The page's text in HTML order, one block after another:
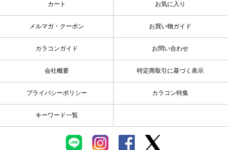
カート お気に入り
メルマガ・クーポン お買い物ガイド
カラコンガイド お問い合わせ
会社概要 特定商取引に基づく表示
プライバシーポリシー カラコン特集
キーワード一覧